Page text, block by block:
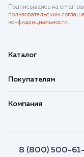
Подписываясь на email
пользовательским
конфиденциальности.
Каталог
Покупателям
Компания
8 (800) 500-61-